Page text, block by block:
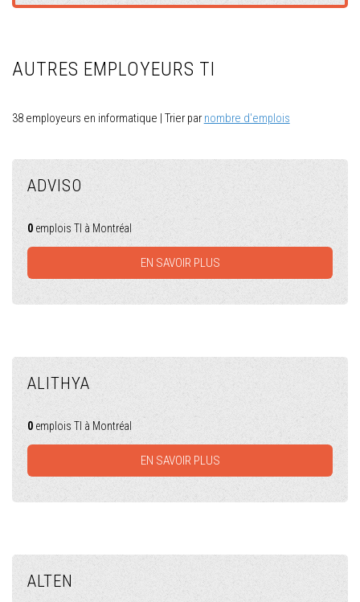
AUTRES EMPLOYEURS TI
38 employeurs en informatique | Trier parnombre d'emplois
ADVISO
0 emplois TI à Montréal
EN SAVOIR PLUS
ALITHYA
0 emplois TI à Montréal
EN SAVOIR PLUS
ALTEN